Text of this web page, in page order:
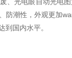
防潮性，外观更加
到国内水平。